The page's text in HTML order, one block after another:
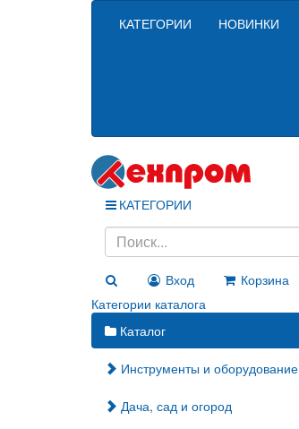
КАТЕГОРИИ НОВИНКИ
КАТЕГОРИИ
Вход
Корзина
Категории каталога
Каталог
Инструменты и оборудование
Дача, сад и огород